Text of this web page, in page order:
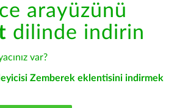
arayüzünü
dilinde indirin
var?
Zemberek eklentisini indirmek